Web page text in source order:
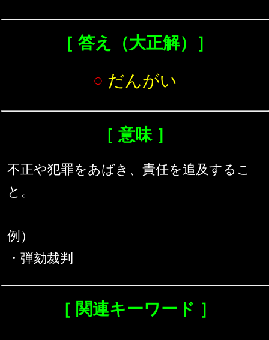
［ 答え（大正解）］
○ だんがい
［ 意味 ］
不正や犯罪をあばき、責任を追及するこ
と。
例）
・弾劾裁判
［ 関連キーワード ］